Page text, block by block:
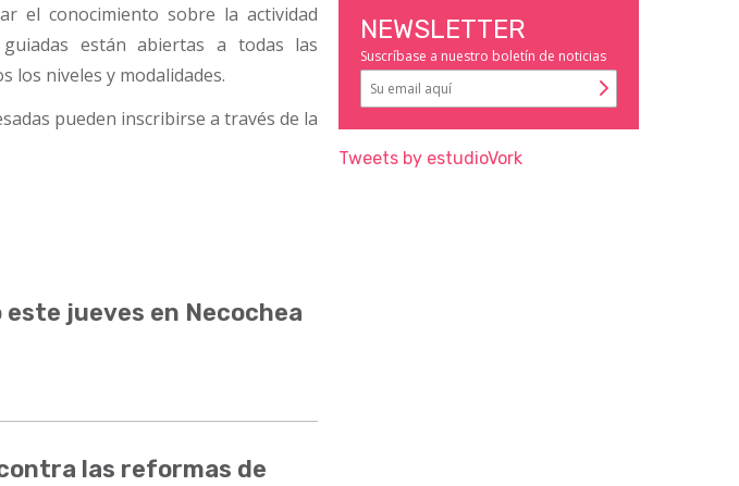
el conocimiento sobre la actividad
están abiertas a todas las
los niveles y modalidades.
pueden inscribirse a través de la
jueves en Necochea
las reformas de
NEWSLETTER
Suscríbase a nuestro boletín de noticias
Tweets by estudioVork